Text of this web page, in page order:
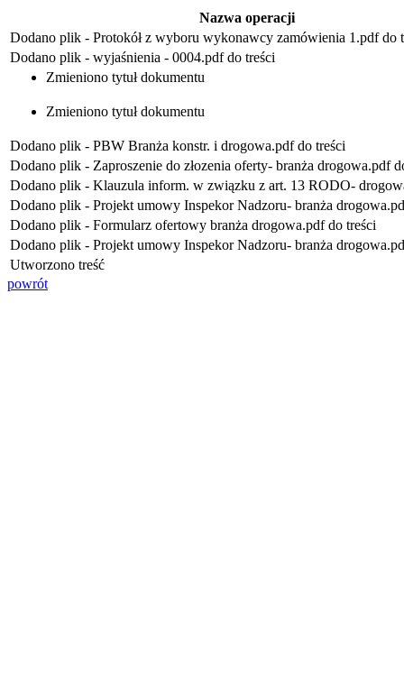
Nazwa operacji
Dodano plik - Protokół z wyboru wykonawcy zamówienia 1.pdf do
Dodano plik - wyjaśnienia - 0004.pdf do treści
Zmieniono tytuł dokumentu
Zmieniono tytuł dokumentu
Dodano plik - PBW Branża konstr. i drogowa.pdf do treści
Dodano plik - Zaproszenie do złozenia oferty- branża drogowa.pdf
Dodano plik - Klauzula inform. w związku z art. 13 RODO-
Dodano plik - Projekt umowy Inspekor Nadzoru- branża
Dodano plik - Formularz ofertowy branża drogowa.pdf do treści
Dodano plik - Projekt umowy Inspekor Nadzoru- branża
Utworzono treść
powrót